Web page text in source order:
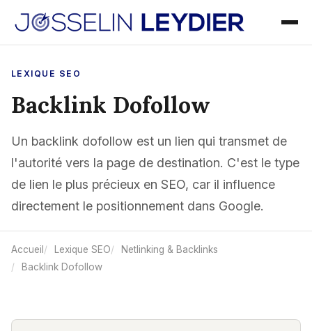
LEXIQUE SEO
Backlink Dofollow
Un backlink dofollow est un lien qui transmet de
l'autorité vers la page de destination. C'est le type
de lien le plus précieux en SEO, car il influence
directement le positionnement dans Google.
Accueil Lexique SEO
Netlinking & Backlinks
Backlink Dofollow